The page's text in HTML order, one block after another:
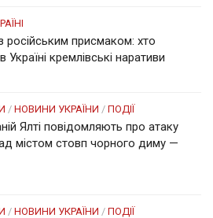
російським присмаком: хто
Україні кремлівські наративи
/ НОВИНИ УКРАЇНИ / ПОДІЇ
Ялті повідомляють про атаку
містом стовп чорного диму —
/ НОВИНИ УКРАЇНИ / ПОДІЇ